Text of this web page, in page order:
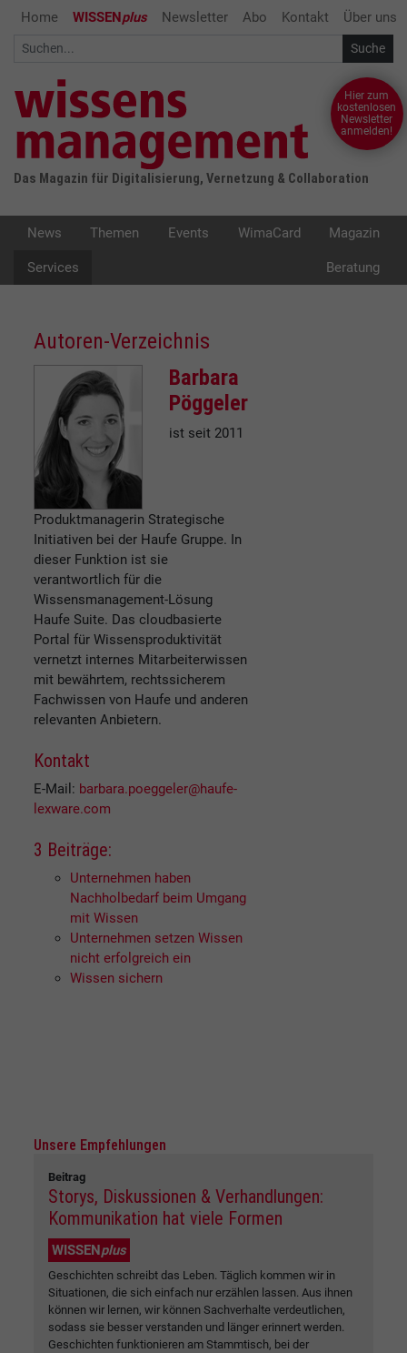
Home WISSENplus Newsletter Abo Kontakt Über uns
Das Magazin für Digitalisierung, Vernetzung & Collaboration
Hier zum
kostenlosen
Newsletter
anmelden!
News Themen Events WimaCard Magazin
Services Beratung
Autoren-Verzeichnis
Barbara
Pöggeler
ist seit 2011
Produktmanagerin Strategische
Initiativen bei der Haufe Gruppe. In
dieser Funktion ist sie
verantwortlich für die
Wissensmanagement-Lösung
Haufe Suite. Das cloudbasierte
Portal für Wissensproduktivität
vernetzt internes Mitarbeiterwissen
mit bewährtem, rechtssicherem
Fachwissen von Haufe und anderen
relevanten Anbietern.
Kontakt
E-Mail: barbara.poeggeler@haufe-
lexware.com
3 Beiträge:
Unternehmen haben
Nachholbedarf beim Umgang
mit Wissen
Unternehmen setzen Wissen
nicht erfolgreich ein
Wissen sichern
Unsere Empfehlungen
Beitrag
Storys, Diskussionen & Verhandlungen:
Kommunikation hat viele Formen
WISSENplus
Geschichten schreibt das Leben. Täglich kommen wir in
Situationen, die sich einfach nur erzählen lassen. Aus ihnen
können wir lernen, wir können Sachverhalte verdeutlichen,
sodass sie besser verstanden und länger erinnert werden.
Geschichten funktionieren am Stammtisch, bei der